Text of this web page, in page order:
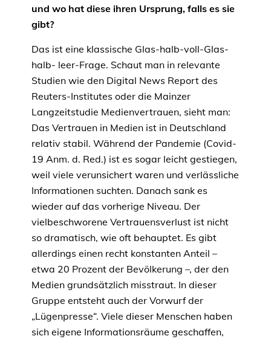
und wo hat diese ihren Ursprung, falls es sie
gibt?
Das ist eine klassische Glas-halb-voll-Glas-
halb- leer-Frage. Schaut man in relevante
Studien wie den Digital News Report des
Reuters-Institutes oder die Mainzer
Langzeitstudie Medienvertrauen, sieht man:
Das Vertrauen in Medien ist in Deutschland
relativ stabil. Während der Pandemie (Covid-
19 Anm. d. Red.) ist es sogar leicht gestiegen,
weil viele verunsichert waren und verlässliche
Informationen suchten. Danach sank es
wieder auf das vorherige Niveau. Der
vielbeschworene Vertrauensverlust ist nicht
so dramatisch, wie oft behauptet. Es gibt
allerdings einen recht konstanten Anteil –
etwa 20 Prozent der Bevölkerung –, der den
Medien grundsätzlich misstraut. In dieser
Gruppe entsteht auch der Vorwurf der
„Lügenpresse“. Viele dieser Menschen haben
sich eigene Informationsräume geschaffen,